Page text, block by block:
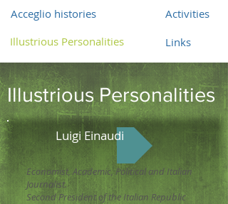
Acceglio histories
Illustrious Personalities
Activities
Links
Illustrious Personalities
Luigi Einaudi
Economist, Academic, Political and Italian
Journalist.
Second President of the Italian Republic